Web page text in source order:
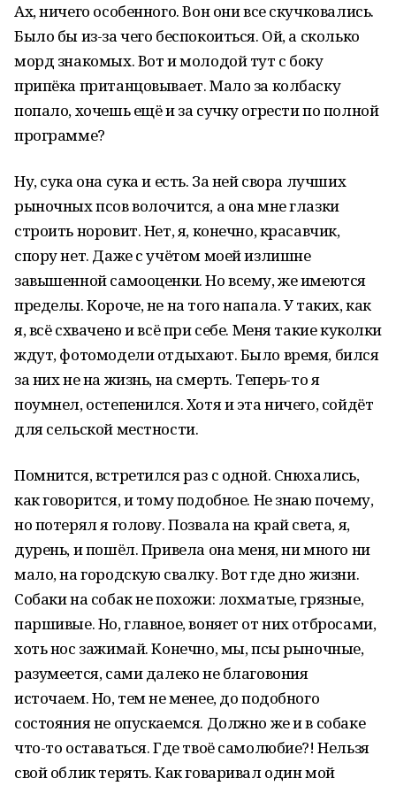
Ах, ничего особенного. Вон они все скучковались.
Было бы из-за чего беспокоиться. Ой, а сколько
морд знакомых. Вот и молодой тут с боку
припёка пританцовывает. Мало за колбаску
попало, хочешь ещё и за сучку огрести по полной
программе?
Ну, сука она сука и есть. За ней свора лучших
рыночных псов волочится, а она мне глазки
строить норовит. Нет, я, конечно, красавчик,
спору нет. Даже с учётом моей излишне
завышенной самооценки. Но всему, же имеются
пределы. Короче, не на того напала. У таких, как
я, всё схвачено и всё при себе. Меня такие куколки
ждут, фотомодели отдыхают. Было время, бился
за них не на жизнь, на смерть. Теперь-то я
поумнел, остепенился. Хотя и эта ничего, сойдёт
для сельской местности.
Помнится, встретился раз с одной. Снюхались,
как говорится, и тому подобное. Не знаю почему,
но потерял я голову. Позвала на край света, я,
дурень, и пошёл. Привела она меня, ни много ни
мало, на городскую свалку. Вот где дно жизни.
Собаки на собак не похожи: лохматые, грязные,
паршивые. Но, главное, воняет от них отбросами,
хоть нос зажимай. Конечно, мы, псы рыночные,
разумеется, сами далеко не благовония
источаем. Но, тем не менее, до подобного
состояния не опускаемся. Должно же и в собаке
что-то оставаться. Где твоё самолюбие?! Нельзя
свой облик терять. Как говаривал один мой